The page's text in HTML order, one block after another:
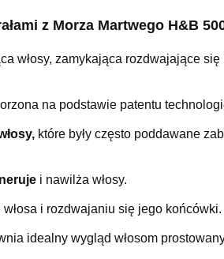
z Morza Martwego H&B
włosy, zamykająca rozdwajające
na podstawie patentu
które były często poddawane
i nawilża włosy.
i rozdwajaniu się jego końcówki.
idealny wygląd włosom